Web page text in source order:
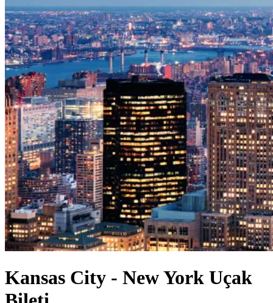
Kansas City - New York Uçak